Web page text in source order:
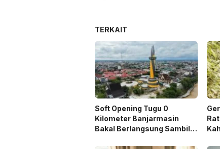
TERKAIT
Soft Opening Tugu 0
Kilometer Banjarmasin
Bakal Berlangsung Sambil